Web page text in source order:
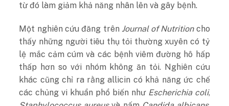
từ đó làm giảm khả năng nhân lên và gây bệnh.
Một nghiên cứu đăng trên Journal of Nutritioncho
thấy những người tiêu thụ tỏi thường xuyên có tỷ
lệ mắc cảm cúm và các bệnh viêm đường hô hấp
thấp hơn so với nhóm không ăn tỏi. Nghiên cứu
khác cũng chỉ ra rằng allicin có khả năng ức chế
các chủng vi khuẩn phổ biến như Escherichia coli,